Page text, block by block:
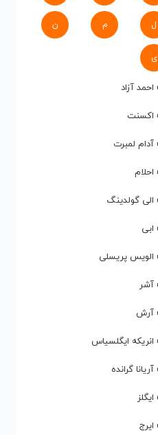
ل م ن
ی
احمد آزاد
اکسنت
آدام لمبرت
احلام
الی گولدینگ
ابی
الویس پریسلی
آشر
آرش
انریکه ایگلسیاس
آریانا گرانده
ایگلز
ایرج